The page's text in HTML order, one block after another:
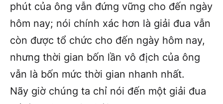
phút của ông vẫn đứng vững cho đến ngày
hôm nay; nói chính xác hơn là giải đua vẫn
còn được tổ chức cho đến ngày hôm nay,
nhưng thời gian bốn lần vô địch của ông
vẫn là bốn mức thời gian nhanh nhất.
Nãy giờ chúng ta chỉ nói đến một giải đua